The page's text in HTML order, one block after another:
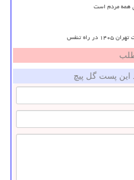
همه مردم است
این پست گل پیچ